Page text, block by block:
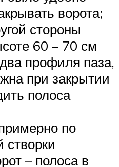
ворота;
стороны
60 – 70 см
профиля паза,
при закрытии
полоса
по
створки
– полоса в